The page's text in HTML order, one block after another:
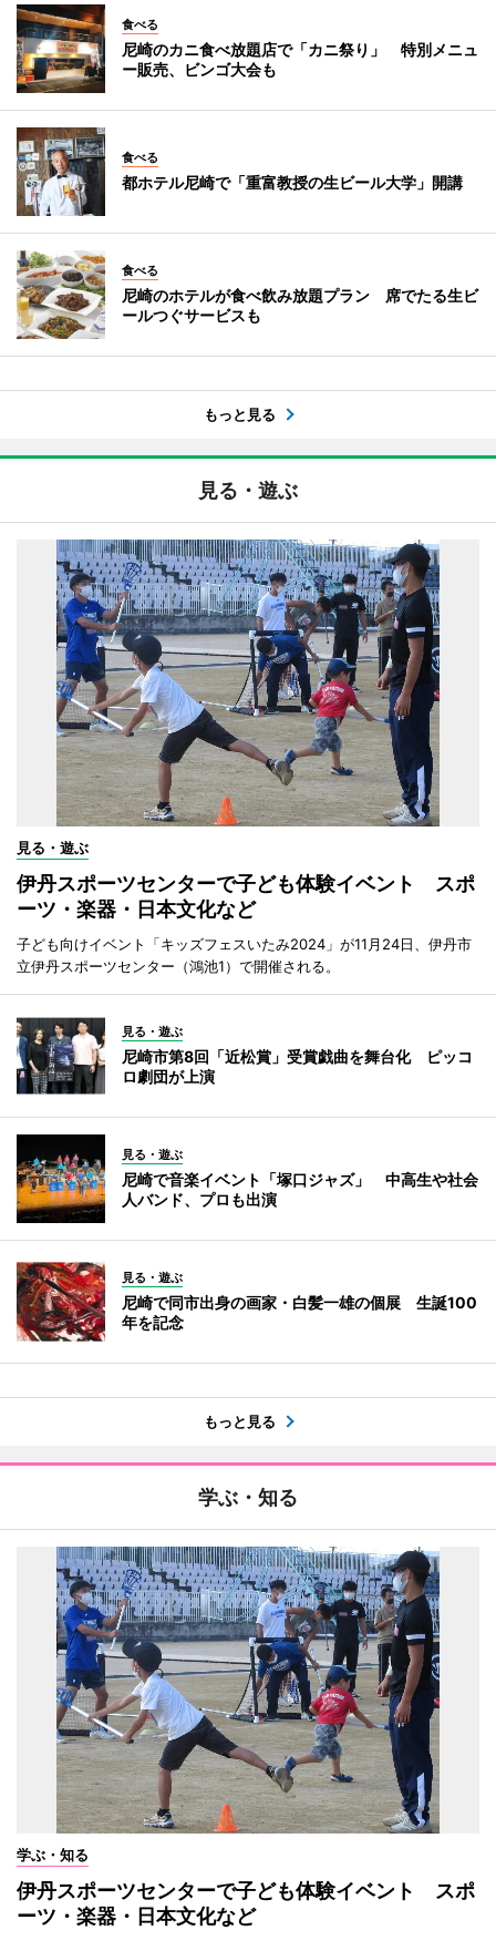
食べる
尼崎のカニ食べ放題店で「カニ祭り」 特別メニュ
ー販売、ビンゴ大会も
食べる
都ホテル尼崎で「重富教授の生ビール大学」開講
食べる
尼崎のホテルが食べ飲み放題プラン 席でたる生ビ
ールつぐサービスも
もっと見る
見る・遊ぶ
見る・遊ぶ
伊丹スポーツセンターで子ども体験イベント スポ
ーツ・楽器・日本文化など
子ども向けイベント「キッズフェスいたみ2024」が11月24日、伊丹市
立伊丹スポーツセンター（鴻池1）で開催される。
見る・遊ぶ
尼崎市第8回「近松賞」受賞戯曲を舞台化 ピッコ
ロ劇団が上演
見る・遊ぶ
尼崎で音楽イベント「塚口ジャズ」 中高生や社会
人バンド、プロも出演
見る・遊ぶ
尼崎で同市出身の画家・白髪一雄の個展 生誕100
年を記念
もっと見る
学ぶ・知る
学ぶ・知る
伊丹スポーツセンターで子ども体験イベント スポ
ーツ・楽器・日本文化など